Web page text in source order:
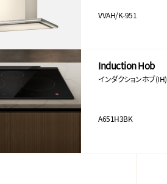
VVAH/K-951
Induction Hob
インダクションホブ(IH)
A651H3BK